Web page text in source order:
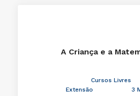
A Criança e a
Cursos Livres
Extensão
3